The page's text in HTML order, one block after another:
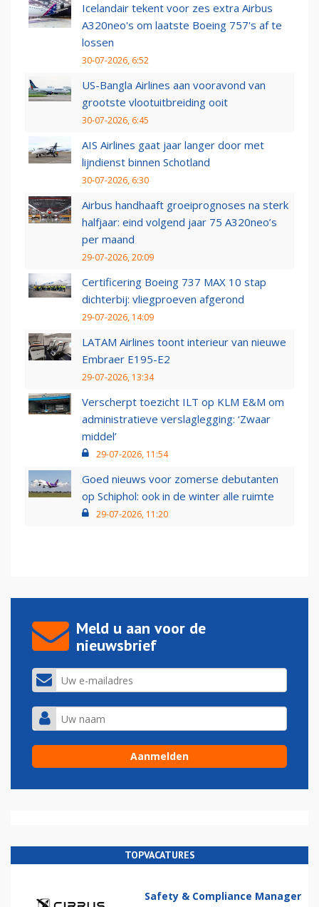
Icelandair tekent voor zes extra Airbus
A320neo's om laatste Boeing 757's af te
lossen
30-07-2026, 6:52
US-Bangla Airlines aan vooravond van
grootste vlootuitbreiding ooit
30-07-2026, 6:45
AIS Airlines gaat jaar langer door met
lijndienst binnen Schotland
30-07-2026, 6:30
Airbus handhaaft groeiprognoses na sterk
halfjaar: eind volgend jaar 75 A320neo’s
per maand
29-07-2026, 20:09
Certificering Boeing 737 MAX 10 stap
dichterbij: vliegproeven afgerond
29-07-2026, 14:09
LATAM Airlines toont interieur van nieuwe
Embraer E195-E2
29-07-2026, 13:34
Verscherpt toezicht ILT op KLM E&M om
administratieve verslaglegging: ‘Zwaar
middel’
29-07-2026, 11:54
Goed nieuws voor zomerse debutanten
op Schiphol: ook in de winter alle ruimte
29-07-2026, 11:20
Meld u aan voor de
nieuwsbrief
TOPVACATURES
Safety & Compliance Manager